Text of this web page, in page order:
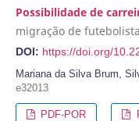
Possibilidade de
migração de
DOI: https://doi.org/
Mariana da Silva Brum,
e32013
PDF-POR